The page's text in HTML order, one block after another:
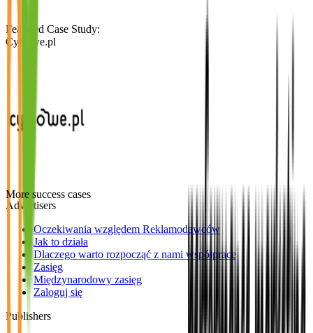
Featured Case Study:
Cyfrowe.pl
More success cases
Advertisers
Oczekiwania względem Reklamodawców
Jak to działa
Dlaczego warto rozpocząć z nami współpracę
Zasięg
Międzynarodowy zasięg
Zaloguj się
Publishers